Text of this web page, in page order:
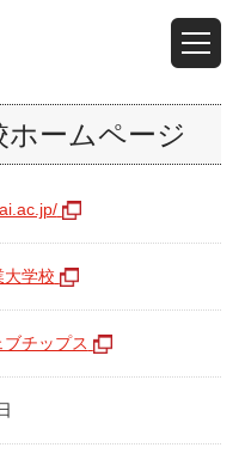
ホームページ
大学校
チップス